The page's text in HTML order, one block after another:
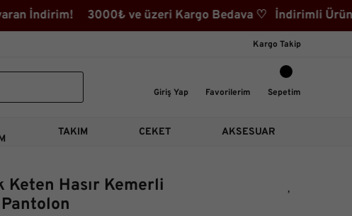
3000₺ ve üzeri Kargo Bedava ♡ İndirimli
Kargo Takip
Giriş Yap Favorilerim Sepetim
TAKIM CEKET AKSESUAR
Keten Hasır Kemerli